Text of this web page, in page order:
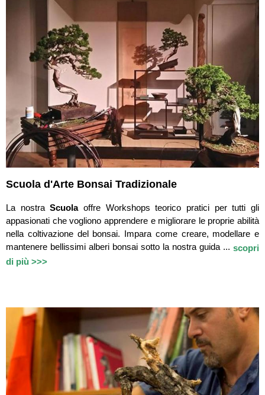
Scuola d'Arte Bonsai Tradizionale
La nostraScuolaoffre Workshops teorico pratici per tutti gli
appasionati che vogliono apprendere e migliorare le proprie abilità
nella coltivazione del bonsai. Impara come creare, modellare e
mantenere bellissimi alberi bonsai sotto la nostra guida ... scopri
di più >>>